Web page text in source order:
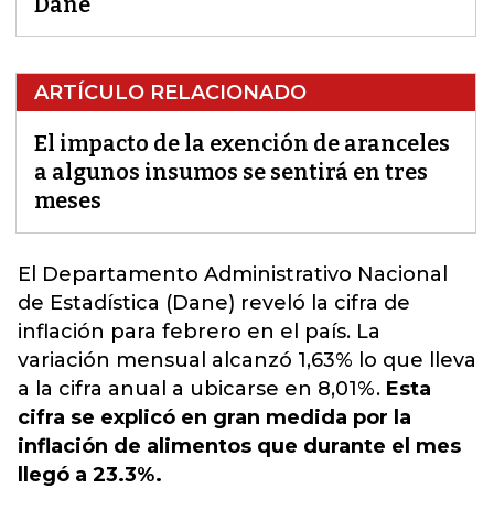
ARTÍCULO RELACIONADO
El impacto de la exención de aranceles
a algunos insumos se sentirá en tres
meses
El Departamento Administrativo Nacional
de Estadística (Dane) reveló la cifra de
inflación para febrero en el país. La
variación mensual alcanzó 1,63% lo que lleva
a la cifra anual a ubicarse en 8,01%. Esta
cifra se explicó en gran medida por la
inflación de alimentos que durante el mes
llegó a 23.3%.